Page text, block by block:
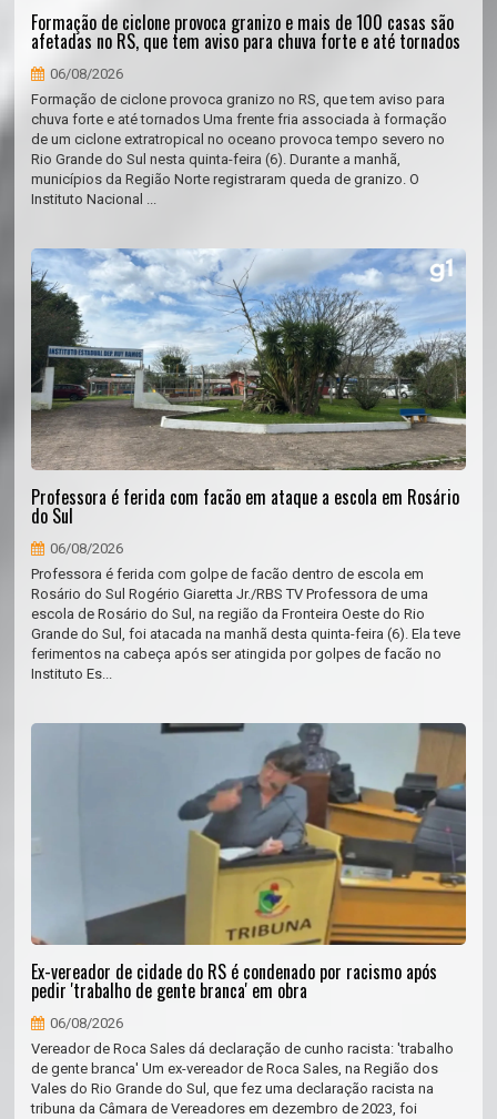
Formação de ciclone provoca granizo e mais de 100 casas são
afetadas no RS, que tem aviso para chuva forte e até tornados
06/08/2026
Formação de ciclone provoca granizo no RS, que tem aviso para
chuva forte e até tornados Uma frente fria associada à formação
de um ciclone extratropical no oceano provoca tempo severo no
Rio Grande do Sul nesta quinta-feira (6). Durante a manhã,
municípios da Região Norte registraram queda de granizo. O
Instituto Nacional ...
Professora é ferida com facão em ataque a escola em Rosário
do Sul
06/08/2026
Professora é ferida com golpe de facão dentro de escola em
Rosário do Sul Rogério Giaretta Jr./RBS TV Professora de uma
escola de Rosário do Sul, na região da Fronteira Oeste do Rio
Grande do Sul, foi atacada na manhã desta quinta-feira (6). Ela teve
ferimentos na cabeça após ser atingida por golpes de facão no
Instituto Es...
Ex-vereador de cidade do RS é condenado por racismo após
pedir 'trabalho de gente branca' em obra
06/08/2026
Vereador de Roca Sales dá declaração de cunho racista: 'trabalho
de gente branca' Um ex-vereador de Roca Sales, na Região dos
Vales do Rio Grande do Sul, que fez uma declaração racista na
tribuna da Câmara de Vereadores em dezembro de 2023, foi